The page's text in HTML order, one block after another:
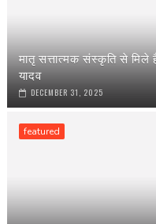
मातृ सत्तात्मक संस्कृति से मिले
यादव
DECEMBER 31, 2025
featured